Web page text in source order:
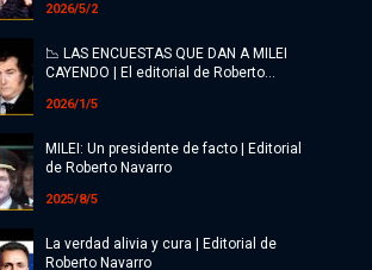
2026/5/2
📉 LAS ENCUESTAS QUE DAN A MILEI
CAYENDO | El editorial de Roberto
2026/1/5
MILEI: Un presidente de facto | Editorial
de Roberto Navarro
2025/8/5
La verdad alivia y cura | Editorial de
Roberto Navarro